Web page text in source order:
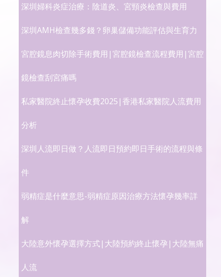
深圳婦科炎症治療：陰道炎、宮頸炎檢查與費用
深圳AMH檢查幾多錢？卵巢儲備功能評估與生育力
宮腔鏡息肉切除手術費用|宮腔鏡檢查流程費用|宮腔
鏡檢查刮宮痛嗎
私家醫院終止懷孕收費2025|香港私家醫院人流費用
分析
深圳人流即日做？人流即日預約即日手術的流程與條
件
弱精症是什麼意思-弱精症原因治療方法懷孕幾率詳
解
​大陸意外懷孕選擇方式|大陸預約終止懷孕|大陸無痛
人流